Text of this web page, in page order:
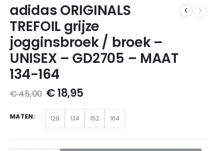
adidas ORIGINALS
TREFOIL grijze
jogginsbroek / broek –
UNISEX – GD2705 – MAAT
134-164
€45,00 €18,95
MATEN 128 134 152 164